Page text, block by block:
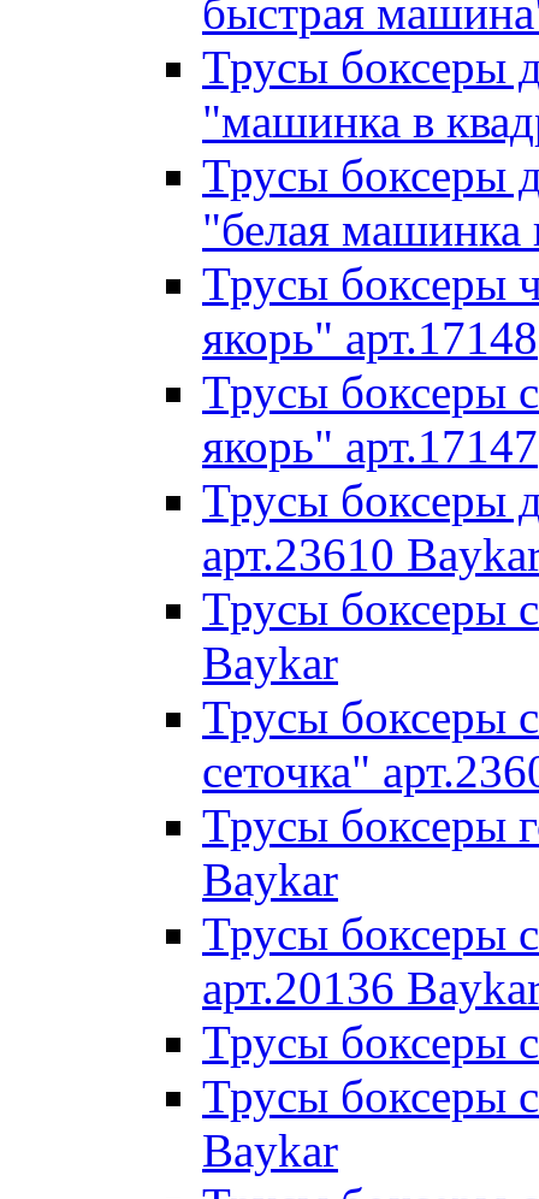
быстрая
Трусы боксеры
"машинка в
Трусы боксеры
"белая машинка
Трусы боксеры
якорь" арт.17148
Трусы боксеры
якорь" арт.17147
Трусы боксеры
арт.23610
Трусы боксеры
Baykar
Трусы боксеры
сеточка"
Трусы боксеры
Baykar
Трусы боксеры
арт.20136
Трусы боксеры
Трусы боксеры
Baykar